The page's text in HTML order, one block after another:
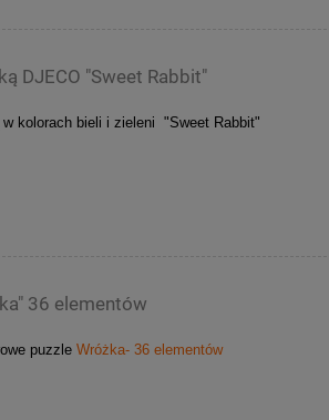
DJECO "Sweet Rabbit"
kolorach bieli i zieleni "Sweet Rabbit"
36 elementów
puzzleWróżka- 36 elementów